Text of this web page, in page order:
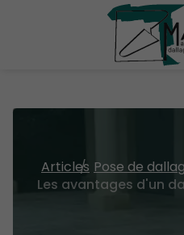
Articles Pose de